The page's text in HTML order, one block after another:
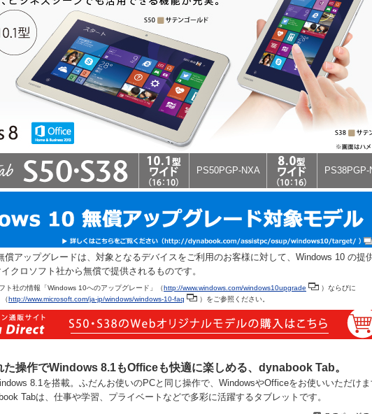
PS50PGP-NXA PS38PGP-
償アップグレードは、対象となるデバイスをご利用のお客様に対して、Windows 10 の提
クロソフト社から無償で提供されるものです。
ト社の情報「Windows 10へのアップグレード」（http://www.windows.com/windows10upgrade
）ならびに
http://www.microsoft.com/ja-jp/windows/windows-10-faq ）をご参照ください。
た操作でWindows 8.1もOfficeも快適に楽しめる、dynabook Tab。
8.1を搭載。ふだんお使いのPCと同じ操作で、WindowsやOfficeをお使いいただけ
Tabは、仕事や学習、プライベートなどで多彩に活躍するタブレットです。